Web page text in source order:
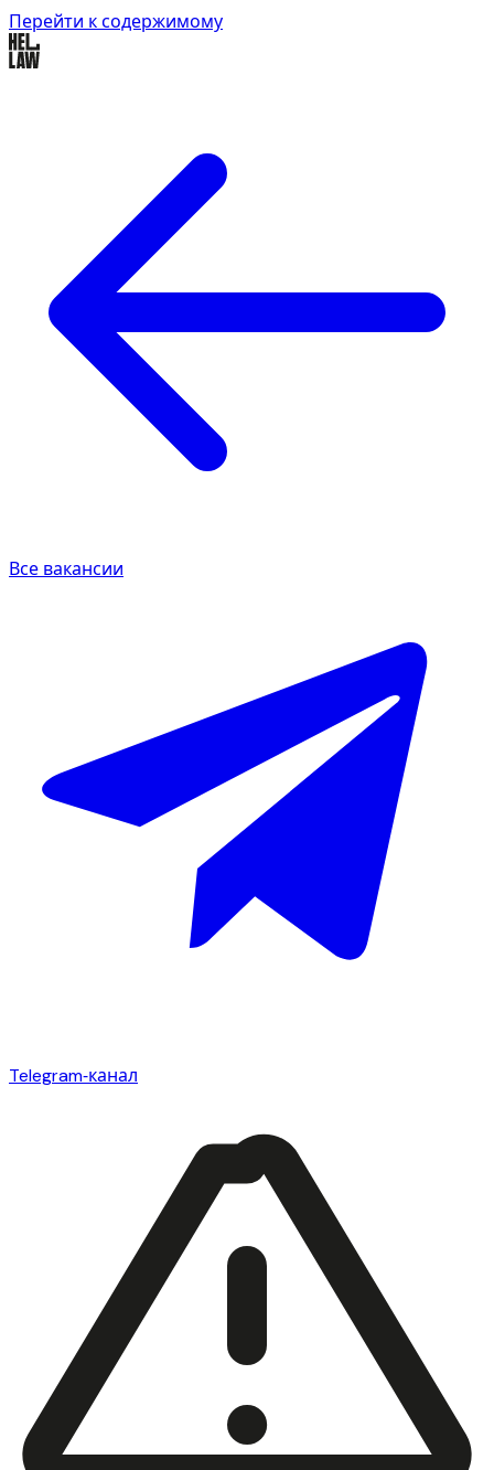
Перейти к содержимому
Все вакансии
Telegram‑канал